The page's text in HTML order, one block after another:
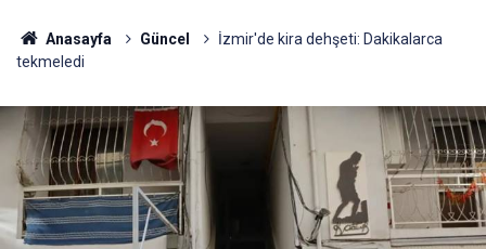
Anasayfa Güncel
İzmir'de kira dehşeti: Dakikalarca
tekmeledi